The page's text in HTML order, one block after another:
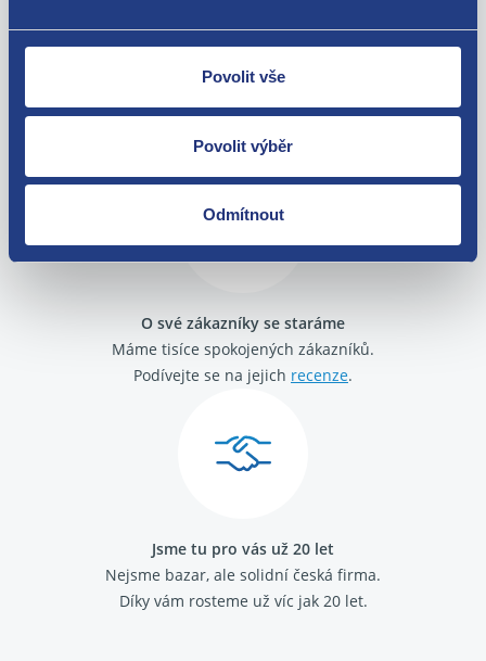
Povolit vše
Povolit výběr
Odmítnout
Zboží můžete vrátit do 60 dnů od
zakoupení. Nebo vám pošleme náhradu.
O své zákazníky se staráme
Máme tisíce spokojených zákazníků.
Podívejte se na jejich recenze.
Jsme tu pro vás už 20 let
Nejsme bazar, ale solidní česká firma.
Díky vám rosteme už víc jak 20 let.